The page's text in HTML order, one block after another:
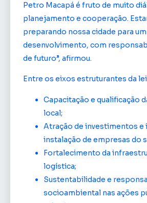
Petro Macapá é fruto de muito
planejamento e cooperação.
preparando nossa cidade para
desenvolvimento, com
de futuro”, afirmou.
Entre os eixos estruturantes da
Capacitação e qualificação
local;
Atração de investimentos e
instalação de empresas do
Fortalecimento da
logística;
Sustentabilidade e
socioambiental nas ações